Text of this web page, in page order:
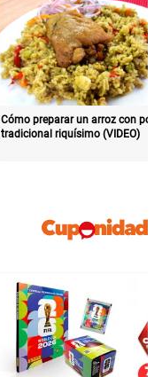
Cómo preparar un arroz con pollo
tradicional riquísimo (VIDEO)